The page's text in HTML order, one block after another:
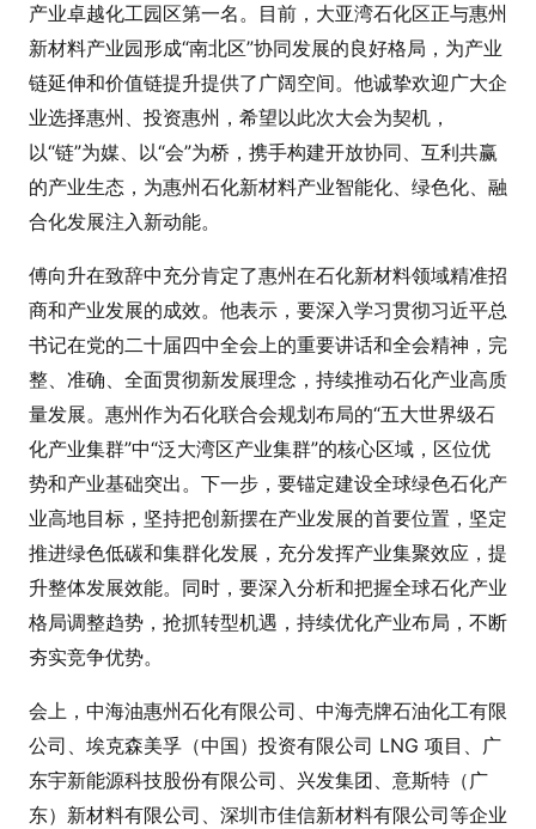
产业卓越化工园区第一名。目前，大亚湾石化区正与惠州
新材料产业园形成“南北区”协同发展的良好格局，为产业
链延伸和价值链提升提供了广阔空间。他诚挚欢迎广大企
业选择惠州、投资惠州，希望以此次大会为契机，
以“链”为媒、以“会”为桥，携手构建开放协同、互利共赢
的产业生态，为惠州石化新材料产业智能化、绿色化、融
合化发展注入新动能。
傅向升在致辞中充分肯定了惠州在石化新材料领域精准招
商和产业发展的成效。他表示，要深入学习贯彻习近平总
书记在党的二十届四中全会上的重要讲话和全会精神，完
整、准确、全面贯彻新发展理念，持续推动石化产业高质
量发展。惠州作为石化联合会规划布局的“五大世界级石
化产业集群”中“泛大湾区产业集群”的核心区域，区位优
势和产业基础突出。下一步，要锚定建设全球绿色石化产
业高地目标，坚持把创新摆在产业发展的首要位置，坚定
推进绿色低碳和集群化发展，充分发挥产业集聚效应，提
升整体发展效能。同时，要深入分析和把握全球石化产业
格局调整趋势，抢抓转型机遇，持续优化产业布局，不断
夯实竞争优势。
会上，中海油惠州石化有限公司、中海壳牌石油化工有限
公司、埃克森美孚（中国）投资有限公司 LNG 项目、广
东宇新能源科技股份有限公司、兴发集团、意斯特（广
东）新材料有限公司、深圳市佳信新材料有限公司等企业